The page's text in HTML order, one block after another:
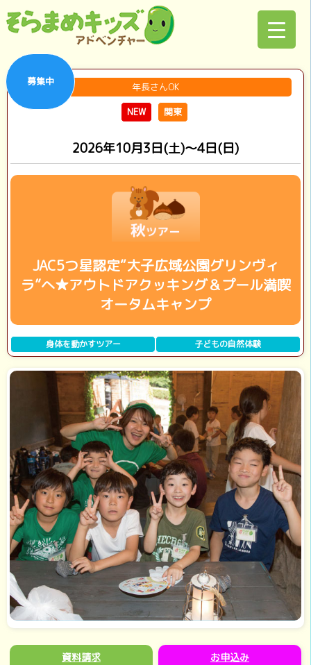
募集中
年長さんOK
NEW
関東
2026年10月3日(土)～4日(日)
JAC5つ星認定“大子広域公園グリンヴィ
ラ”へ★アウトドアクッキング＆プール満喫
オータムキャンプ
身体を動かすツアー 子どもの自然体験
資料請求 お申込み